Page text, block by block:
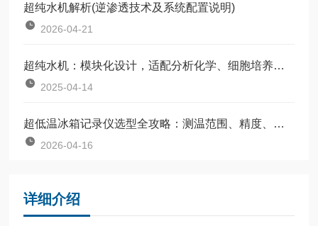
超纯水机解析(逆渗透技术及系统配置说明)
2026-04-21
超纯水机：模块化设计，适配分析化学、细胞培养等全场景
2025-04-14
超低温冰箱记录仪选型全攻略：测温范围、精度、存储容量与续航指南
2026-04-16
详细介绍